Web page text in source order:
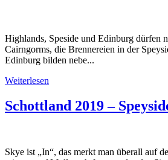
Highlands, Speside und Edinburg dürfen
Cairngorms, die Brennereien in der
Edinburg bilden nebe...
Weiterlesen
Schottland 2019 –
Skye ist „In“, das merkt man überall auf